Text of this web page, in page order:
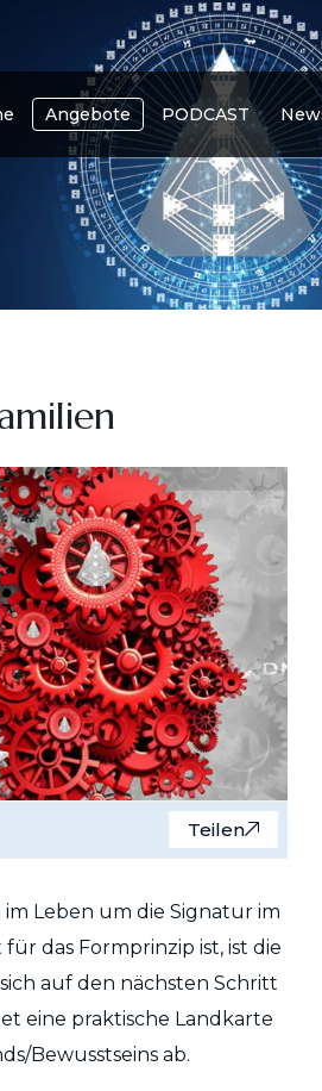
Angebote PODCAST
Teilen
Leben um die Signatur im
das Formprinzip ist, ist die
auf den nächsten Schritt
eine praktische Landkarte
Bewusstseins ab.